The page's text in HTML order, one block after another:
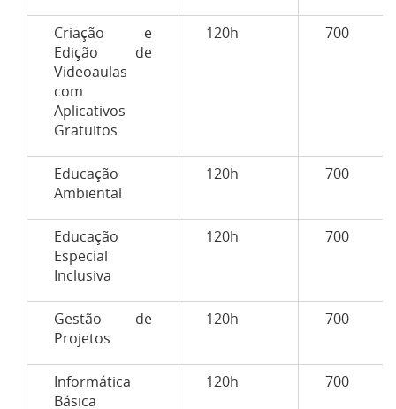
Criação e
Edição de
Videoaulas
com
Aplicativos
Gratuitos
120h 700
Educação
Ambiental
120h 700
Educação
Especial
Inclusiva
120h 700
Gestão de
Projetos
120h 700
Informática
Básica
120h 700